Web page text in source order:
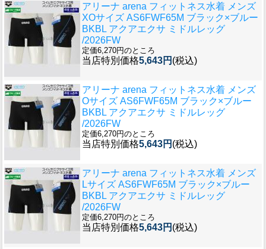
アリーナ arena フィットネス水着 メンズ
XOサイズ AS6FWF65M ブラック×ブルー
BKBL アクアエクサ ミドルレッグ
/2026FW
定価6,270円のところ
当店特別価格5,643円 (税込)
アリーナ arena フィットネス水着 メンズ
Oサイズ AS6FWF65M ブラック×ブルー
BKBL アクアエクサ ミドルレッグ
/2026FW
定価6,270円のところ
当店特別価格5,643円 (税込)
アリーナ arena フィットネス水着 メンズ
Lサイズ AS6FWF65M ブラック×ブルー
BKBL アクアエクサ ミドルレッグ
/2026FW
定価6,270円のところ
当店特別価格5,643円 (税込)